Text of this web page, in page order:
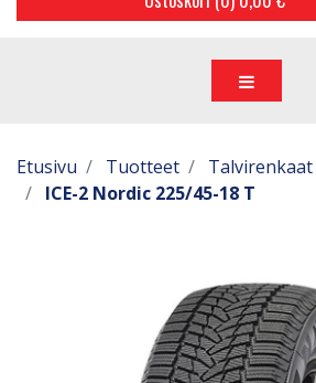
Etusivu Tuotteet Talvirenkaat
ICE-2 Nordic 225/45-18 T